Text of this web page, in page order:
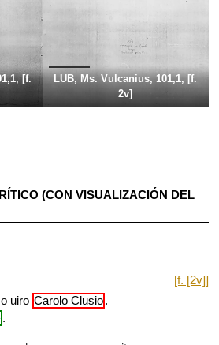
[f.
LUB, Ms. Vulcanius, 101,1, [f.
2v]
(CON VISUALIZACIÓN DEL
[f. [2v]]
uiro Carolo Clusio.
.